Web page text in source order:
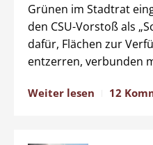
Grünen im Stadtrat
den CSU-Vorstoß als
dafür, Flächen zur
entzerren, verbunden
Weiter lesen 12